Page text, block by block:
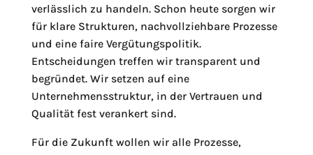
verlässlich zu handeln. Schon heute sorgen wir
für klare Strukturen, nachvollziehbare Prozesse
und eine faire Vergütungspolitik.
Entscheidungen treffen wir transparent und
begründet. Wir setzen auf eine
Unternehmensstruktur, in der Vertrauen und
Qualität fest verankert sind.
Für die Zukunft wollen wir alle Prozesse,